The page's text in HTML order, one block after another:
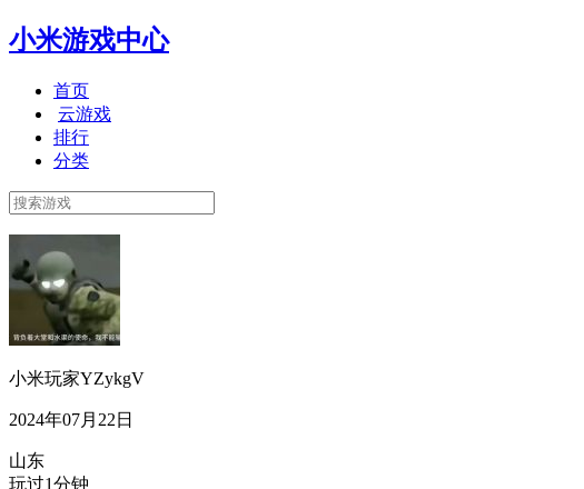
小米游戏中心
首页
云游戏
排行
分类
小米玩家YZykgV
2024年07月22日
山东
玩过1分钟